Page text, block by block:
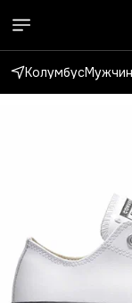
Колумбус